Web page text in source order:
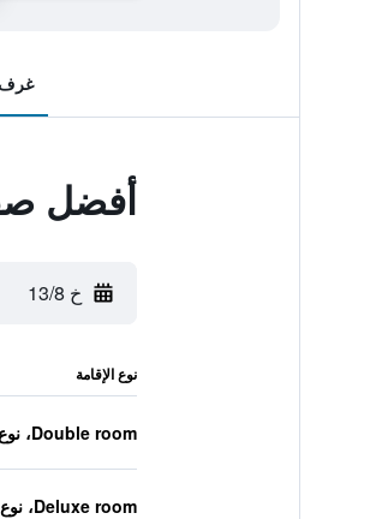
غرف
أفضل
خ 13/8
نوع الإقامة
Double room، نوع السرير غير معروف
Deluxe room، نوع السرير غير معروف